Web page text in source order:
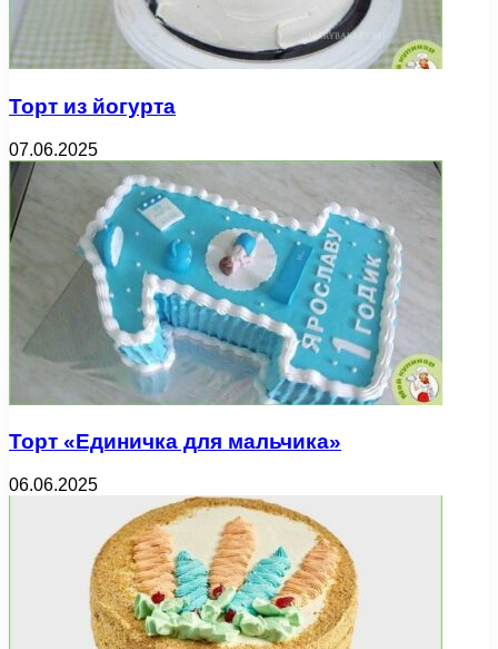
Торт из йогурта
07.06.2025
Торт «Единичка для мальчика»
06.06.2025